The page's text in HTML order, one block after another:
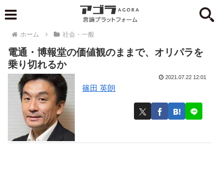
ホーム 社会・一般
電通・博報堂の価値観のままで、オリパラを
乗り切れるか
篠田 英朗
2021.07.22 12:01